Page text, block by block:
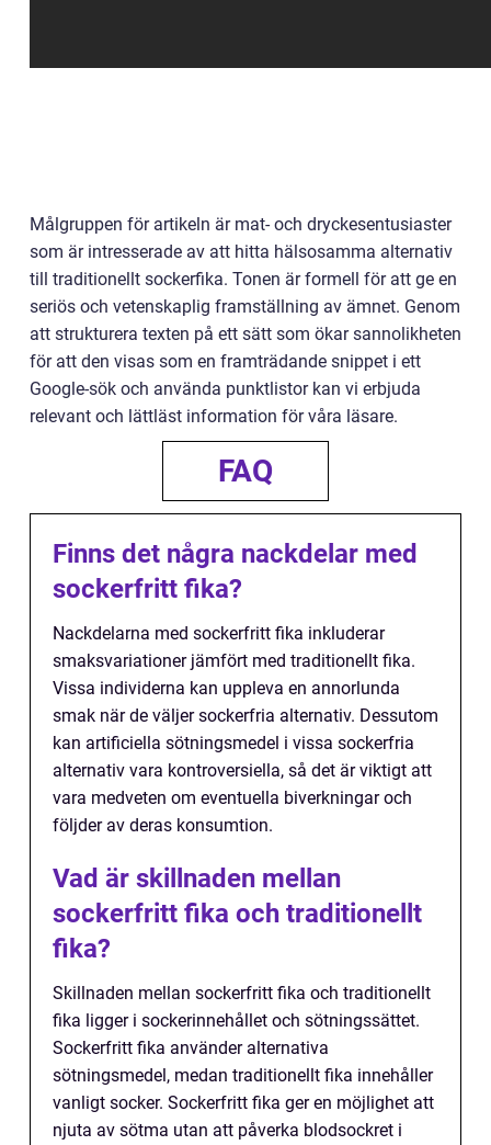
Målgruppen för artikeln är mat- och dryckesentusiaster
som är intresserade av att hitta hälsosamma alternativ
till traditionellt sockerfika. Tonen är formell för att ge en
seriös och vetenskaplig framställning av ämnet. Genom
att strukturera texten på ett sätt som ökar sannolikheten
för att den visas som en framträdande snippet i ett
Google-sök och använda punktlistor kan vi erbjuda
relevant och lättläst information för våra läsare.
FAQ
Finns det några nackdelar med
sockerfritt fika?
Nackdelarna med sockerfritt fika inkluderar
smaksvariationer jämfört med traditionellt fika.
Vissa individerna kan uppleva en annorlunda
smak när de väljer sockerfria alternativ. Dessutom
kan artificiella sötningsmedel i vissa sockerfria
alternativ vara kontroversiella, så det är viktigt att
vara medveten om eventuella biverkningar och
följder av deras konsumtion.
Vad är skillnaden mellan
sockerfritt fika och traditionellt
fika?
Skillnaden mellan sockerfritt fika och traditionellt
fika ligger i sockerinnehållet och sötningssättet.
Sockerfritt fika använder alternativa
sötningsmedel, medan traditionellt fika innehåller
vanligt socker. Sockerfritt fika ger en möjlighet att
njuta av sötma utan att påverka blodsockret i